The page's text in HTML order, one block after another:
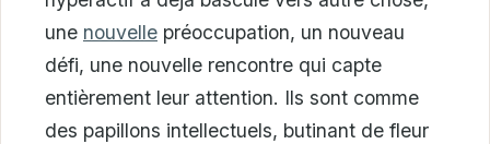
une nouvelle préoccupation, un nouveau
défi, une nouvelle rencontre qui capte
entièrement leur attention. Ils sont comme
des papillons intellectuels, butinant de fleur